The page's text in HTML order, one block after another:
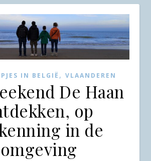
IN BELGIË , VLAANDEREN
De Haan
op
in de
omgeving